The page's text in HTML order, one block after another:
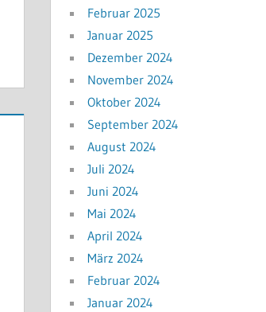
Februar 2025
Januar 2025
Dezember 2024
November 2024
Oktober 2024
September 2024
August 2024
Juli 2024
Juni 2024
Mai 2024
April 2024
März 2024
Februar 2024
Januar 2024